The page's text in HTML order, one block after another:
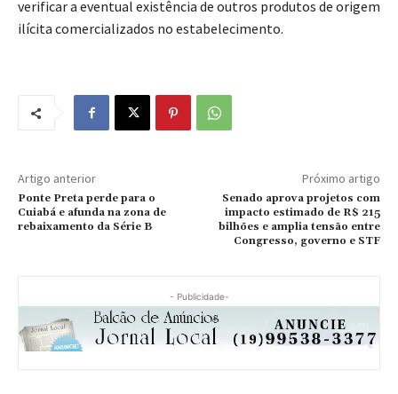
verificar a eventual existência de outros produtos de origem
ilícita comercializados no estabelecimento.
Artigo anterior
Ponte Preta perde para o
Cuiabá e afunda na zona de
rebaixamento da Série B
Próximo artigo
Senado aprova projetos com
impacto estimado de R$ 215
bilhões e amplia tensão entre
Congresso, governo e STF
- Publicidade-